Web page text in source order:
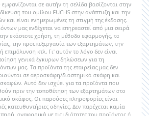
σε αυτήν τη σελίδα βασίζονται στην
του ομίλου FUCHS στην ανάπτυξη και την
και είναι ενημερωμένες τη στιγμή της έκδοσης.
μας ενδέχεται να επηρεαστεί από μια σειρά
εκάστοτε χρήση, τη μέθοδο εφαρμογής, το
την προεπεξεργασία των εξαρτημάτων, την
επιμόλυνση κτλ. Γι' αυτόν το λόγο δεν είναι
γενικά έγκυρων δηλώσεων για τη
μας. Τα προϊόντα της εταιρείας μας δεν
σε αεροσκάφη/διαστημικά σκάφη και
Αυτό δεν ισχύει για τα προϊόντα που
πριν την τοποθέτηση των εξαρτημάτων στο
σκάφος. Οι παρούσες πληροφορίες είναι
κατευθυντήριες οδηγίες. Δεν παρέχεται καμία
αναφορικά με τις ιδιότητες του προϊόντος ή